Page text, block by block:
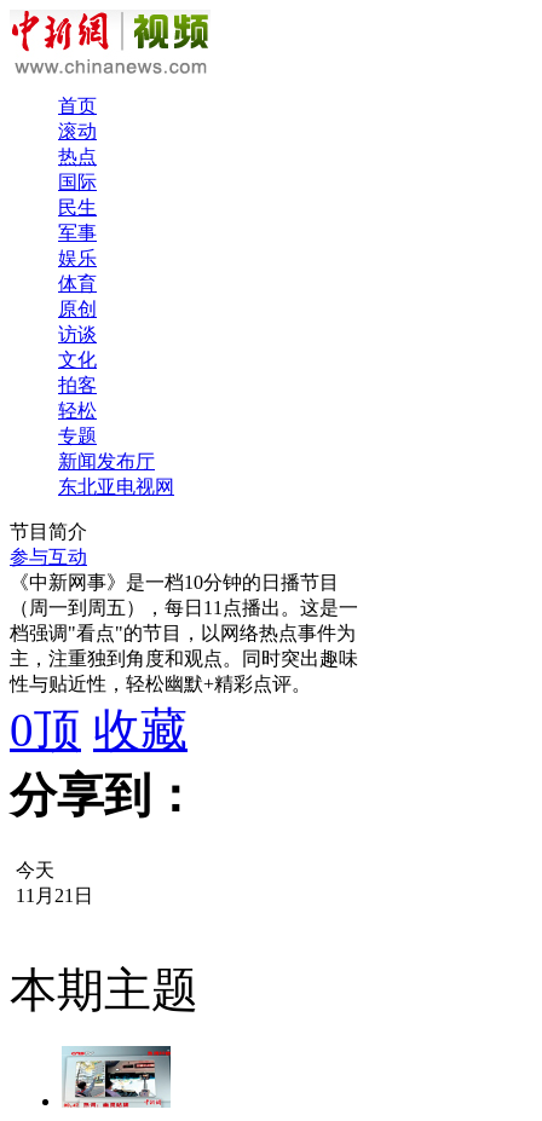
首页
滚动
热点
国际
民生
军事
娱乐
体育
原创
访谈
文化
拍客
轻松
专题
新闻发布厅
东北亚电视网
节目简介
参与互动
《中新网事》是一档10分钟的日播节目
（周一到周五），每日11点播出。这是一
档强调"看点"的节目，以网络热点事件为
主，注重独到角度和观点。同时突出趣味
性与贴近性，轻松幽默+精彩点评。
0顶 收藏
分享到：
今天
11月21日
本期主题